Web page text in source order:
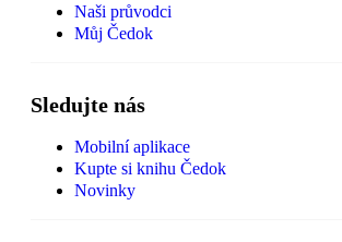
Naši průvodci
Můj Čedok
Sledujte nás
Mobilní aplikace
Kupte si knihu Čedok
Novinky